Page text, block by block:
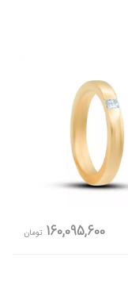
160,095,600 تومان